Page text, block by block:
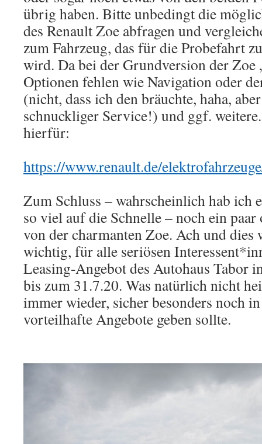
übrig haben. Bitte unbedingt die
des Renault Zoe abfragen und
zum Fahrzeug, das für die Probefahrt
wird. Da bei der Grundversion der Zoe
Optionen fehlen wie Navigation oder
(nicht, dass ich den bräuchte, haha,
schnuckliger Service!) und ggf.
hierfür:
https://www.renault.de/
Zum Schluss – wahrscheinlich hab ich
so viel auf die Schnelle – noch ein
von der charmanten Zoe. Ach und dies
wichtig, für alle seriösen
Leasing-Angebot des Autohaus Tabor
bis zum 31.7.20. Was natürlich nicht
immer wieder, sicher besonders noch
vorteilhafte Angebote geben sollte.